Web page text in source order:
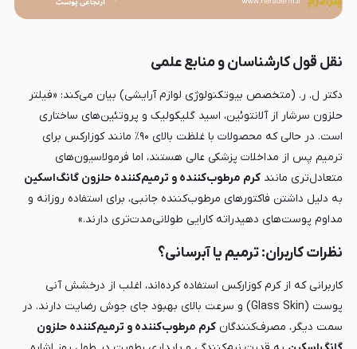
نقل قول کارشناسان و منابع علمی
دکتر ل. ر. (متخصص بیوتکنولوژی لوازم آرایشی) بیان می‌کند: «فیلتر
حلزون سرشار از آلانتوئین، اسید گلیکولیک و پروتئین‌های ساختاری
است. در حالی که محصولات با غلظت بالای ۹۰٪ مانند کوزارکس برای
ترمیم پس از مداخلات پزشکی عالی هستند، اما فرمولاسیون‌های
متعادل‌تری مانند کرم مرطوب‌کننده و ترمیم‌کننده حلزون گانگ‌اسکین
به دلیل داشتن فاکتورهای مرطوب‌کننده جانبی، برای استفاده روزانه و
مداوم پوست‌های دهیدراته کارایی طولانی‌مدت‌تری دارند.»
نظرات کاربران: ترمیم یا آبرسانی؟
کاربرانی که از کرم کوزارکس استفاده کرده‌اند، اغلب از درخشش آنی
پوست (Glass Skin) و سرعت بالای بهبود جای جوش رضایت دارند. در
سمت دیگر، مصرف‌کنندگان کرم مرطوب‌کننده و ترمیم‌کننده حلزون